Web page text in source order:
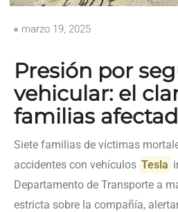
marzo 19, 2025
Presión por
vehicular: el
familias
Siete familias de víctimas
accidentes con vehículos Tesla
Departamento de Transporte a
estricta sobre la compañía,